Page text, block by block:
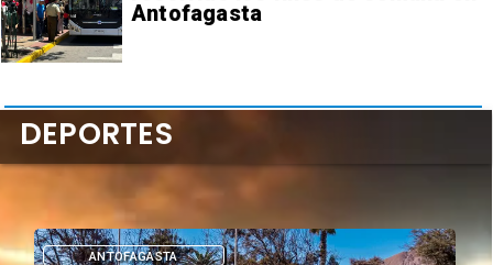
Antofagasta
DEPORTES
DEPORTES